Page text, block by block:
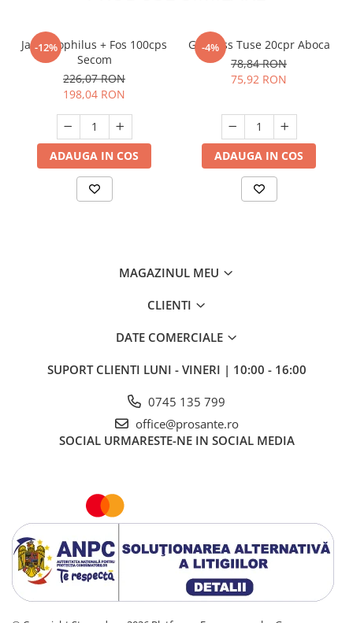
-12%
Jarro Dophilus + Fos 100cps
Secom
226,07 RON
198,04 RON
ADAUGA IN COS
-4%
Grintuss Tuse 20cpr Aboca
78,84 RON
75,92 RON
ADAUGA IN COS
MAGAZINUL MEU
CLIENTI
DATE COMERCIALE
SUPORT CLIENTI LUNI - VINERI | 10:00 - 16:00
0745 135 799
office@prosante.ro
SOCIAL URMARESTE-NE IN SOCIAL MEDIA